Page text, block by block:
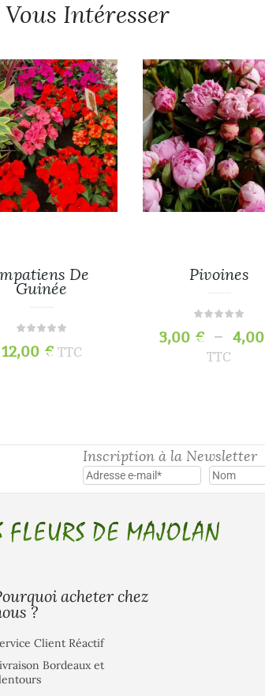
Intéresser
De
Guinée
12,00 € TTC
Pivoines
3,00 € – 4,00
TTC
Inscription à la Newsletter
acheter chez
?
Client Réactif
Bordeaux et